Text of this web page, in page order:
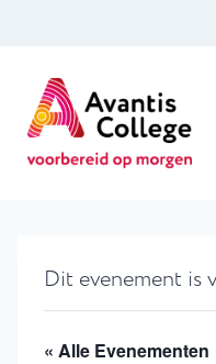
inhoud
Dit evenement is
« Alle Evenementen